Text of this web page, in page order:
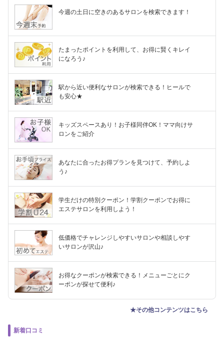
今週の土日に空きのあるサロンを検索できます！
たまったポイントを利用して、お得に賢くキレイ
になろう♪
駅から近い便利なサロンが検索できる！ヒールで
も安心★
キッズスペースあり！お子様同伴OK！ママ向けサ
ロンをご紹介
あなたに合ったお得プランを見つけて、予約しよ
う♪
学生だけの特別クーポン！学割クーポンでお得に
エステサロンを利用しよう！
低価格でチャレンジしやすいサロンや相談しやす
いサロンが沢山♪
お得なクーポンが検索できる！メニューごとにク
ーポンが探せて便利♪
★その他コンテンツはこちら
新着口コミ